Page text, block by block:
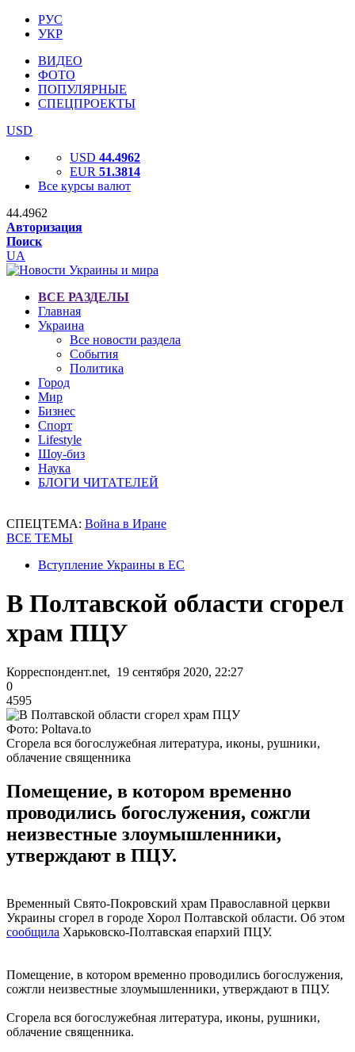
РУС
УКР
ВИДЕО
ФОТО
ПОПУЛЯРНЫЕ
СПЕЦПРОЕКТЫ
USD
USD 44.4962
EUR 51.3814
Все курсы валют
44.4962
Авторизация
Поиск
UA
ВСЕ РАЗДЕЛЫ
Главная
Украина
Все новости раздела
События
Политика
Город
Мир
Бизнес
Спорт
Lifestyle
Шоу-биз
Наука
БЛОГИ ЧИТАТЕЛЕЙ
СПЕЦТЕМА: Война в Иране
ВСЕ ТЕМЫ
Вступление Украины в ЕС
В Полтавской области сгорел
храм ПЦУ
Корреспондент.net, 19 сентября 2020, 22:27
0
4595
Фото: Poltava.to
Сгорела вся богослужебная литература, иконы, рушники,
облачение священника
Помещение, в котором временно
проводились богослужения, сожгли
неизвестные злоумышленники,
утверждают в ПЦУ.
Временный Свято-Покровский храм Православной церкви
Украины сгорел в городе Хорол Полтавской области. Об этом
сообщила Харьковско-Полтавская епархий ПЦУ.
Помещение, в котором временно проводились богослужения,
сожгли неизвестные злоумышленники, утверждают в ПЦУ.
Сгорела вся богослужебная литература, иконы, рушники,
облачение священника.